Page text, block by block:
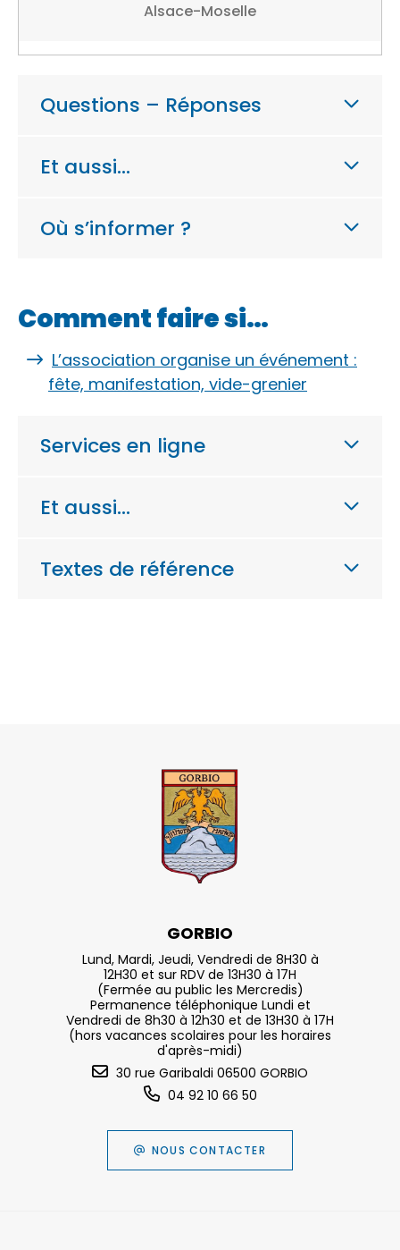
Alsace-Moselle
Questions – Réponses
Et aussi…
Où s’informer ?
Comment faire si…
L’association organise un événement :
fête, manifestation, vide-grenier
Services en ligne
Et aussi…
Textes de référence
GORBIO
Lund, Mardi, Jeudi, Vendredi de 8H30 à
12H30 et sur RDV de 13H30 à 17H
(Fermée au public les Mercredis)
Permanence téléphonique Lundi et
Vendredi de 8h30 à 12h30 et de 13H30 à 17H
(hors vacances scolaires pour les horaires
d'après-midi)
30 rue Garibaldi 06500 GORBIO
04 92 10 66 50
NOUS CONTACTER